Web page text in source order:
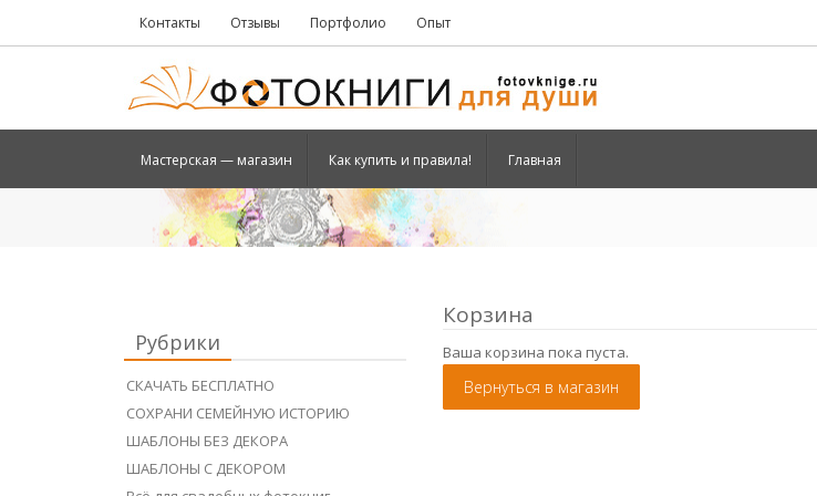
Контакты Отзывы Портфолио Опыт
Мастерская — магазин Как купить и правила! Главная
Рубрики
СКАЧАТЬ БЕСПЛАТНО
СОХРАНИ СЕМЕЙНУЮ ИСТОРИЮ
ШАБЛОНЫ БЕЗ ДЕКОРА
ШАБЛОНЫ С ДЕКОРОМ
Корзина
Ваша корзина пока пуста.
Вернуться в магазин